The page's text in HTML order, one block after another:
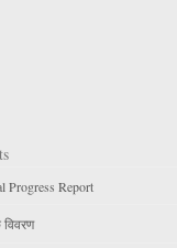
Progress Report